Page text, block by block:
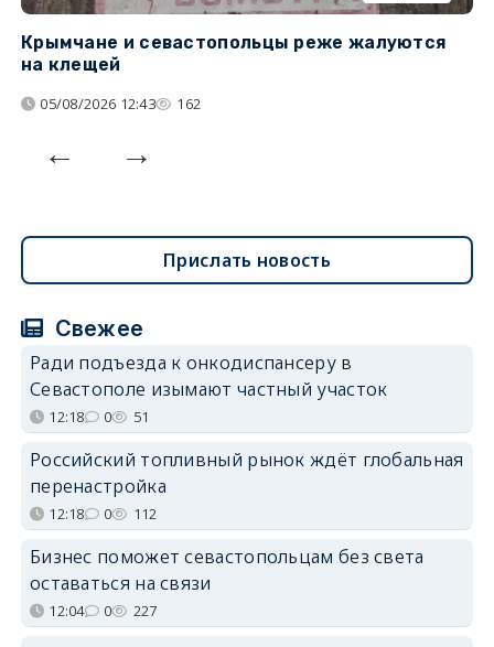
Крымчане и севастопольцы реже жалуются
на клещей
05/08/2026 12:43 162
Прислать новость
Свежее
Ради подъезда к онкодиспансеру в
Севастополе изымают частный участок
12:18 0 51
Российский топливный рынок ждёт глобальная
перенастройка
12:18 0 112
Бизнес поможет севастопольцам без света
оставаться на связи
12:04 0 227